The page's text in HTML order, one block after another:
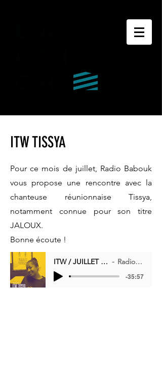
ITW TISSYA
Pour ce mois de juillet, Radio Babouk
vous propose une rencontre avec la
chanteuse réunionnaise Tissya,
notamment connue pour son titre
JALOUX.
Bonne écoute !
ITW / JUILLET 23 / TISSYA
Radio Babouk
-35:57